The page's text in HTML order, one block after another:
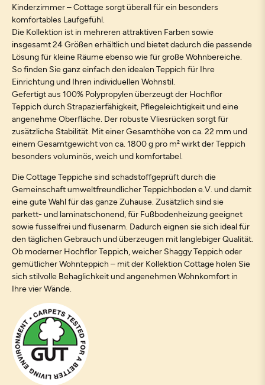
Kinderzimmer – Cottage sorgt überall für ein besonders
komfortables Laufgefühl.
Die Kollektion ist in mehreren attraktiven Farben sowie
insgesamt 24 Größen erhältlich und bietet dadurch die passende
Lösung für kleine Räume ebenso wie für große Wohnbereiche.
So finden Sie ganz einfach den idealen Teppich für Ihre
Einrichtung und Ihren individuellen Wohnstil.
Gefertigt aus 100% Polypropylen überzeugt der Hochflor
Teppich durch Strapazierfähigkeit, Pflegeleichtigkeit und eine
angenehme Oberfläche. Der robuste Vliesrücken sorgt für
zusätzliche Stabilität. Mit einer Gesamthöhe von ca. 22 mm und
einem Gesamtgewicht von ca. 1800 g pro m² wirkt der Teppich
besonders voluminös, weich und komfortabel.
Die Cottage Teppiche sind schadstoffgeprüft durch die
Gemeinschaft umweltfreundlicher Teppichboden e.V. und damit
eine gute Wahl für das ganze Zuhause. Zusätzlich sind sie
parkett- und laminatschonend, für Fußbodenheizung geeignet
sowie fusselfrei und flusenarm. Dadurch eignen sie sich ideal für
den täglichen Gebrauch und überzeugen mit langlebiger Qualität.
Ob moderner Hochflor Teppich, weicher Shaggy Teppich oder
gemütlicher Wohnteppich – mit der Kollektion Cottage holen Sie
sich stilvolle Behaglichkeit und angenehmen Wohnkomfort in
Ihre vier Wände.